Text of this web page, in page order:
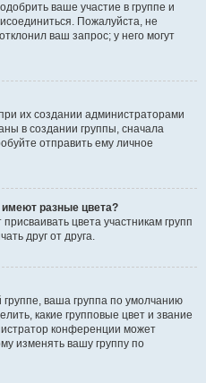
ваше участие в группе и
Пожалуйста, не
ваш запрос; у него могут
их создании администраторами
в создании группы, сначала
отправить ему личное
имеют разные цвета?
цвета участникам групп
друг от друга.
ваша группа по умолчанию
какие групповые цвет и звание
конференции может
изменять вашу группу по